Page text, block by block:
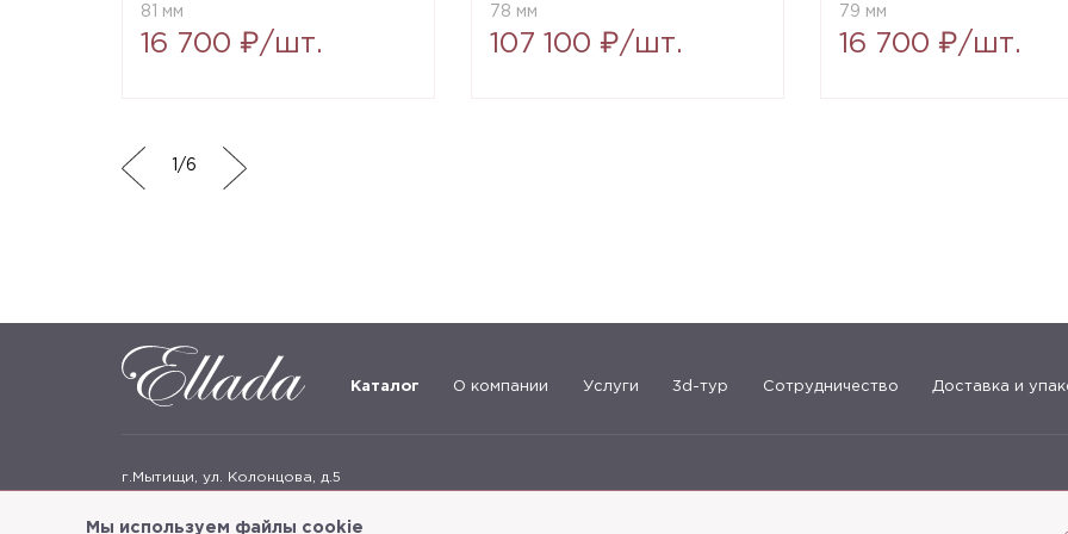
Мы используем файлы cookie
81 мм
16 700 ₽/шт.
78 мм
107 100 ₽/шт.
79 мм
16 700 ₽/шт.
/6
Каталог О компании Услуги 3d-тур Сотрудничество Доставка и
г.Мытищи, ул. Колонцова, д.5
+7(495) 625-05-50 +7 (495) 637-68-07